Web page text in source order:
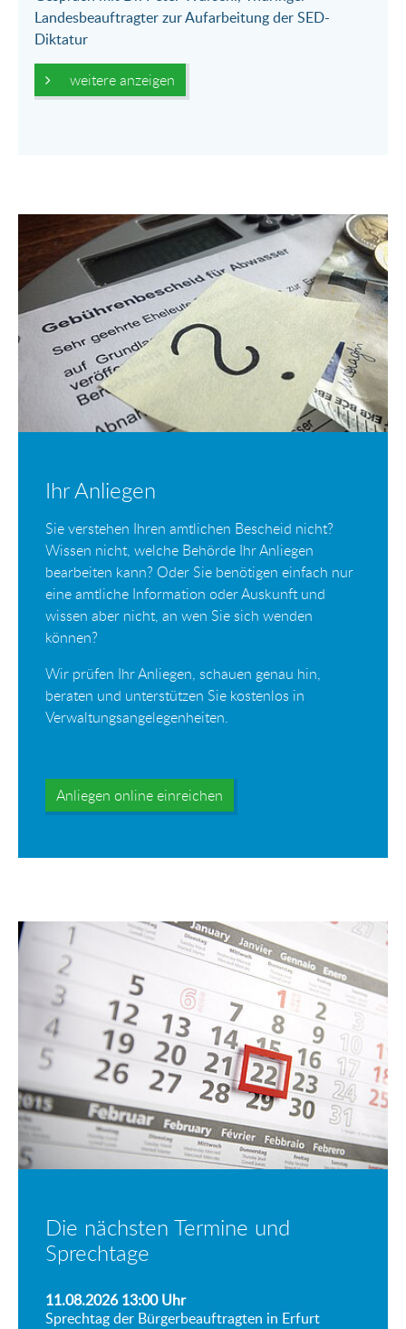
Landesbeauftragter zur Aufarbeitung der SED-
Diktatur
weitere anzeigen
Ihr Anliegen
Sie verstehen Ihren amtlichen Bescheid nicht?
Wissen nicht, welche Behörde Ihr Anliegen
bearbeiten kann? Oder Sie benötigen einfach nur
eine amtliche Information oder Auskunft und
wissen aber nicht, an wen Sie sich wenden
können?
Wir prüfen Ihr Anliegen, schauen genau hin,
beraten und unterstützen Sie kostenlos in
Verwaltungsangelegenheiten.
Anliegen online einreichen
Die nächsten Termine und
Sprechtage
11.08.2026 13:00Uhr
Sprechtag der Bürgerbeauftragten in Erfurt